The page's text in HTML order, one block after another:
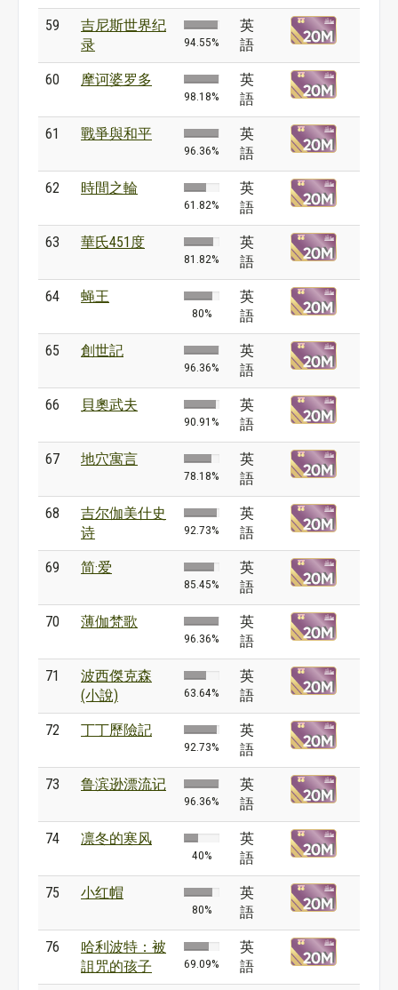
59
吉尼斯世界纪
录
94.55%
英
語
60 摩诃婆罗多
98.18%
英
語
61 戰爭與和平
96.36%
英
語
62 時間之輪
61.82%
英
語
63 華氏451度
81.82%
英
語
64 蝇王
80%
英
語
65 創世記
96.36%
英
語
66 貝奧武夫
90.91%
英
語
67 地穴寓言
78.18%
英
語
68
吉尔伽美什史
诗
92.73%
英
語
69 简·爱
85.45%
英
語
70 薄伽梵歌
96.36%
英
語
71
波西傑克森
(小說)
63.64%
英
語
72 丁丁歷險記
92.73%
英
語
73 鲁滨逊漂流记
96.36%
英
語
74 凛冬的寒风
40%
英
語
75 小红帽
80%
英
語
76
哈利波特：被
詛咒的孩子
69.09%
英
語